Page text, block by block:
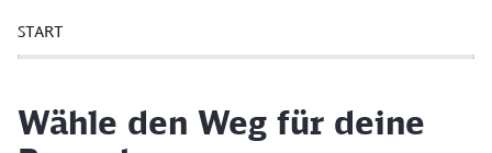
START
Wähle den Weg für deine